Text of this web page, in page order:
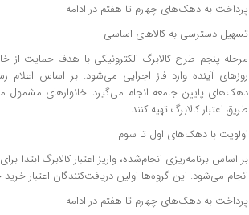
پرداخت به دهک‌های چهارم تا هفتم در ادامه
تسهیل دسترسی به کالاهای اساسی
مرحله پنجم طرح کالابرگ الکترونیکی با هدف حمایت از
روزهای آینده وارد فاز اجرایی می‌شود. بر اساس
دهک‌های پایین جامعه انجام می‌گیرد. خانوارهای مشمول
طریق اعتبار کالابرگ تهیه کنند.
اولویت با دهک‌های اول تا سوم
بر اساس برنامه‌ریزی انجام‌شده، واریز اعتبار کالابرگ
انجام می‌شود. این گروه‌ها اولین دریافت‌کنندگان اعتبار
پرداخت به دهک‌های چهارم تا هفتم در ادامه